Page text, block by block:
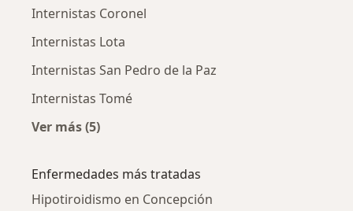
Internistas Coronel
Internistas Lota
Internistas San Pedro de la Paz
Internistas Tomé
Ver más (5)
Enfermedades más tratadas
Hipotiroidismo en Concepción